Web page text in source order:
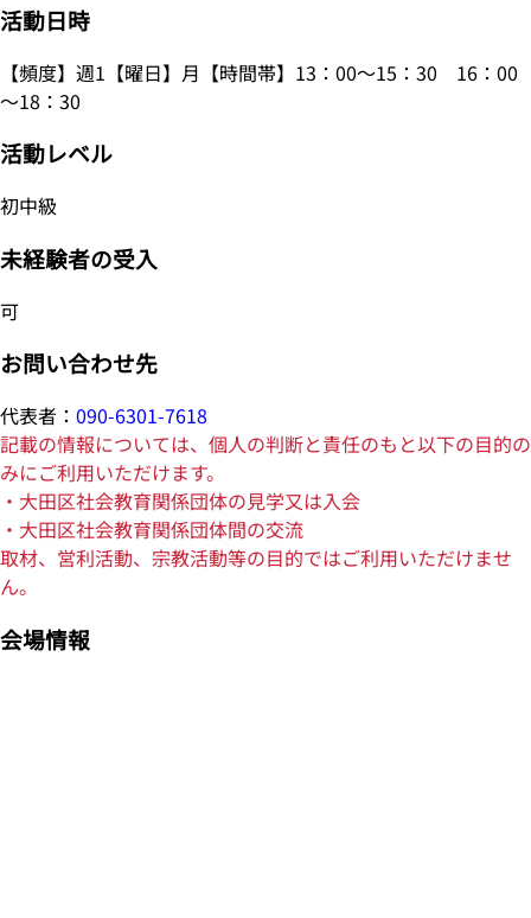
活動日時
【頻度】週1【曜日】月【時間帯】13：00～15：30 16：00
～18：30
活動レベル
初中級
未経験者の受入
可
お問い合わせ先
代表者： 090-6301-7618
記載の情報については、個人の判断と責任のもと以下の目的の
みにご利用いただけます。
・大田区社会教育関係団体の見学又は入会
・大田区社会教育関係団体間の交流
取材、営利活動、宗教活動等の目的ではご利用いただけませ
ん。
会場情報